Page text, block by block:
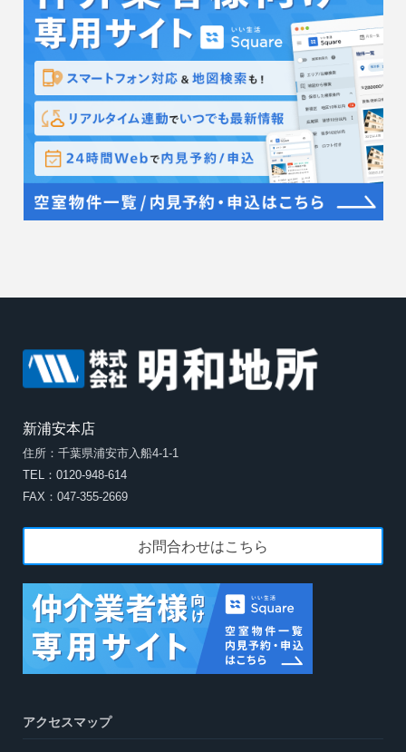
新浦安本店
住所：千葉県浦安市入船4-1-1
TEL：0120-948-614
FAX：047-355-2669
お問合わせはこちら
アクセスマップ